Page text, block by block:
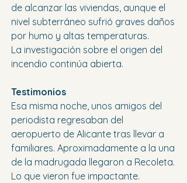
de alcanzar las viviendas, aunque el
nivel subterráneo sufrió graves daños
por humo y altas temperaturas.
La investigación sobre el origen del
incendio continúa abierta.
Testimonios
Esa misma noche, unos amigos del
periodista regresaban del
aeropuerto de Alicante tras llevar a
familiares. Aproximadamente a la una
de la madrugada llegaron a Recoleta.
Lo que vieron fue impactante.